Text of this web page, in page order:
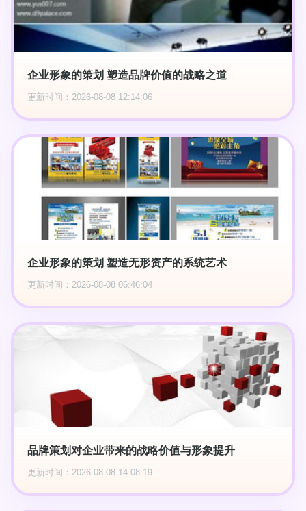
企业形象的策划 塑造品牌价值的战略之道
更新时间：2026-08-08 12:14:06
企业形象的策划 塑造无形资产的系统艺术
更新时间：2026-08-08 06:46:04
品牌策划对企业带来的战略价值与形象提升
更新时间：2026-08-08 14:08:19